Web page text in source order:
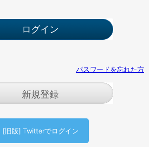
パスワードを忘れた方
新規登録
[旧版] Twitterでログイン